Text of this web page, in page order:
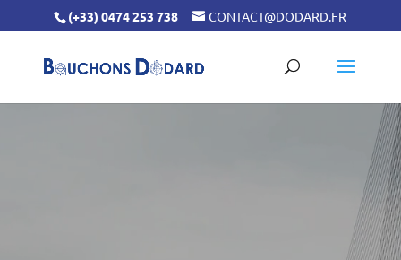
(+33) 0474 253 738 CONTACT@DODARD.FR